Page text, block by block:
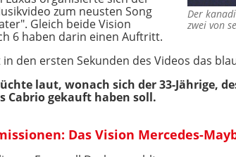
Der
zwei von
zum neusten Song
Gleich beide Vision
6 haben darin einen Auftritt.
den ersten Sekunden des Videos das
laut, wonach sich der 33-Jährige,
Cabrio gekauft haben soll.
Das Vision Mercedes-